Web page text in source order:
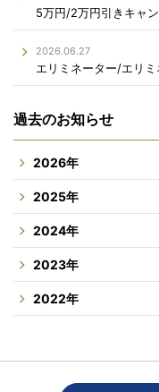
5万円/2万円引きキャ
2026.06.27
エリミネーター/エリ
過去のお知らせ
2026年
2025年
2024年
2023年
2022年